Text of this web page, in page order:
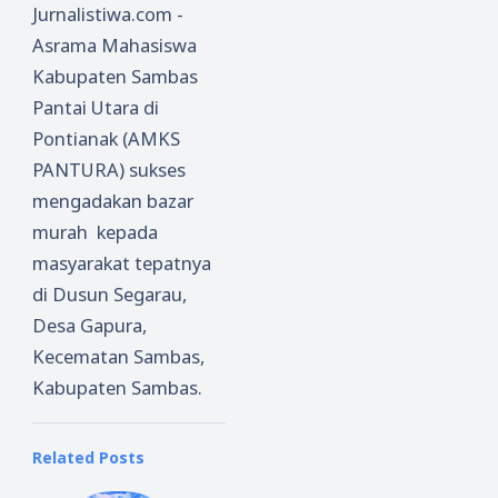
Jurnalistiwa.com -
Asrama Mahasiswa
Kabupaten Sambas
Pantai Utara di
Pontianak (AMKS
PANTURA) sukses
mengadakan bazar
murah kepada
masyarakat tepatnya
di Dusun Segarau,
Desa Gapura,
Kecematan Sambas,
Kabupaten Sambas.
Related Posts